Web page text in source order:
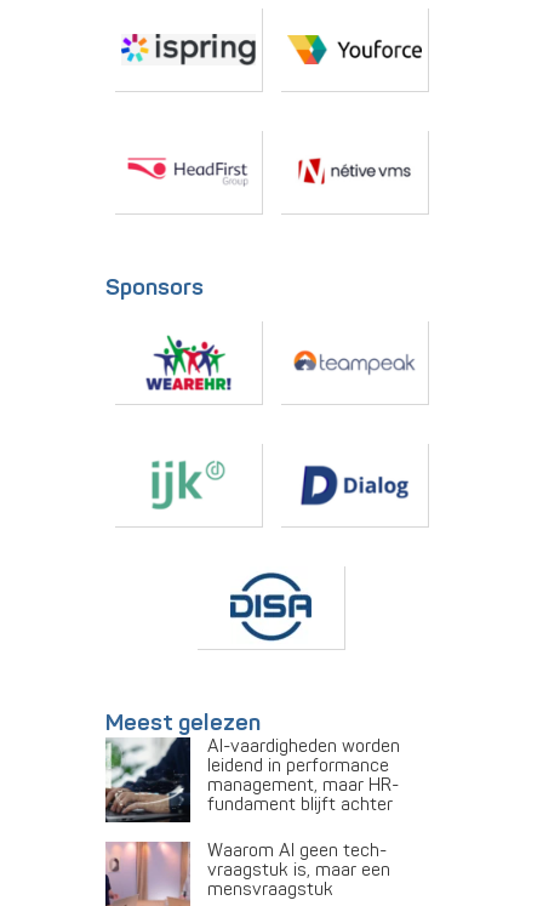
Sponsors
Meest gelezen
AI-vaardigheden worden
leidend in performance
management, maar HR-
fundament blijft achter
Waarom AI geen tech-
vraagstuk is, maar een
mensvraagstuk